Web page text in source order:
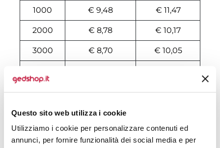
Questo sito web utilizza i cookie
Utilizziamo i cookie per personalizzare contenuti ed
annunci, per fornire funzionalità dei social media e per
1000 € 9,48 € 11,47
2000 € 8,78 € 10,17
3000 € 8,70 € 10,05
Area di personalizzazione